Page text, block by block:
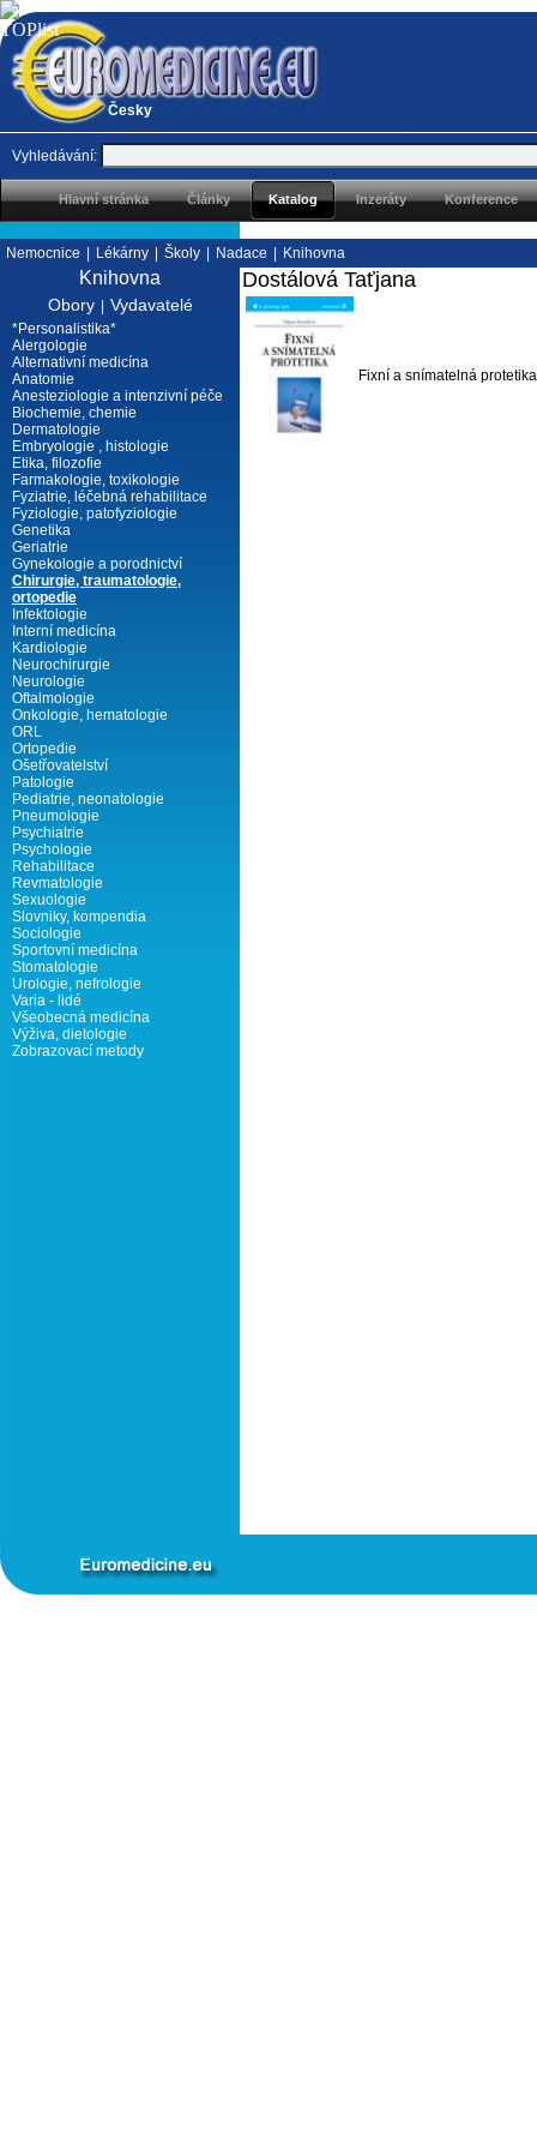
Česky
Vyhledávání:
Hlavní stránka Články Katalog Inzeráty Konference
Nemocnice Lékárny Školy Nadace Knihovna
Knihovna
Obory Vydavatelé
*Personalistika*
Alergologie
Alternativní medicína
Anatomie
Anesteziologie a intenzivní péče
Biochemie, chemie
Dermatologie
Embryologie , histologie
Etika, filozofie
Farmakologie, toxikologie
Fyziatrie, léčebná rehabilitace
Fyziologie, patofyziologie
Genetika
Geriatrie
Gynekologie a porodnictví
Chirurgie, traumatologie,
ortopedie
Infektologie
Interní medicína
Kardiologie
Neurochirurgie
Neurologie
Oftalmologie
Onkologie, hematologie
ORL
Ortopedie
Ošetřovatelství
Patologie
Pediatrie, neonatologie
Pneumologie
Psychiatrie
Psychologie
Rehabilitace
Revmatologie
Sexuologie
Slovniky, kompendia
Sociologie
Sportovní medicína
Stomatologie
Urologie, nefrologie
Varia - lidé
Všeobecná medicína
Výživa, dietologie
Zobrazovací metody
Dostálová Taťjana
Fixní a snímatelná protetika